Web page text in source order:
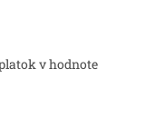
v hodnote